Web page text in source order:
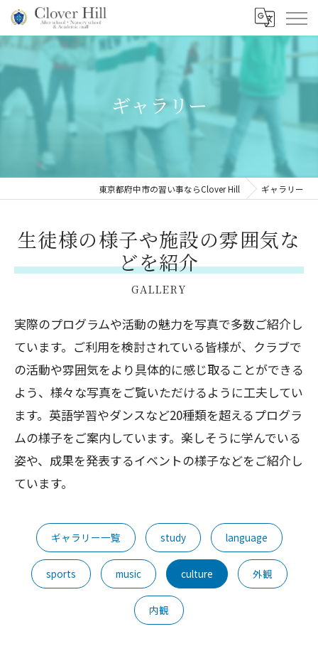
ギャラリー
東京都府中市の習い事ならClover Hill ギャラリー
生徒様の様子や施設の雰囲気な
どを紹介
GALLERY
実際のプログラムや活動の魅力を写真で多数ご紹介し
ています。ご利用を検討されている皆様が、クラブで
の活動や雰囲気をより具体的に感じ取ることができる
よう、様々な写真をご覧いただけるように工夫してい
ます。英語学習やダンスなど20種類を超えるプログラ
ムの様子をご案内しています。楽しそうに学んでいる
姿や、成果を発表するイベントの様子などをご紹介し
ています。
ギャラリー一覧 study language
sports music culture 外観
内観